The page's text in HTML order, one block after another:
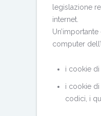
legislazione
internet.
computer
i cookie di
i cookie di
codici, i